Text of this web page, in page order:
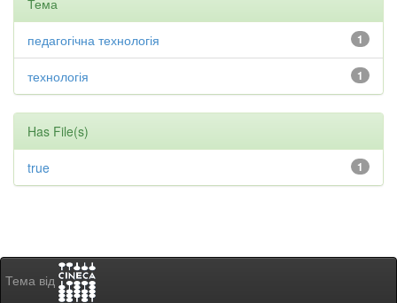
Тема
1
педагогічна технологія
1
технологія
Has File(s)
1
true
Тема від